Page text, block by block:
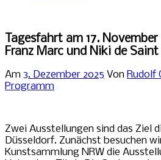
Tagesfahrt am 17.
Franz Marc und Niki de Saint
Am 3. Dezember 2025 Von Rudolf
Programm
Zwei Ausstellungen sind das Ziel
Düsseldorf. Zunächst besuchen
Kunstsammlung NRW die